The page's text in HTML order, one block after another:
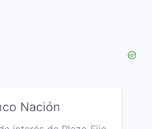
Nación